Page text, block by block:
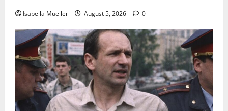
Isabella Mueller August 5, 2026 0